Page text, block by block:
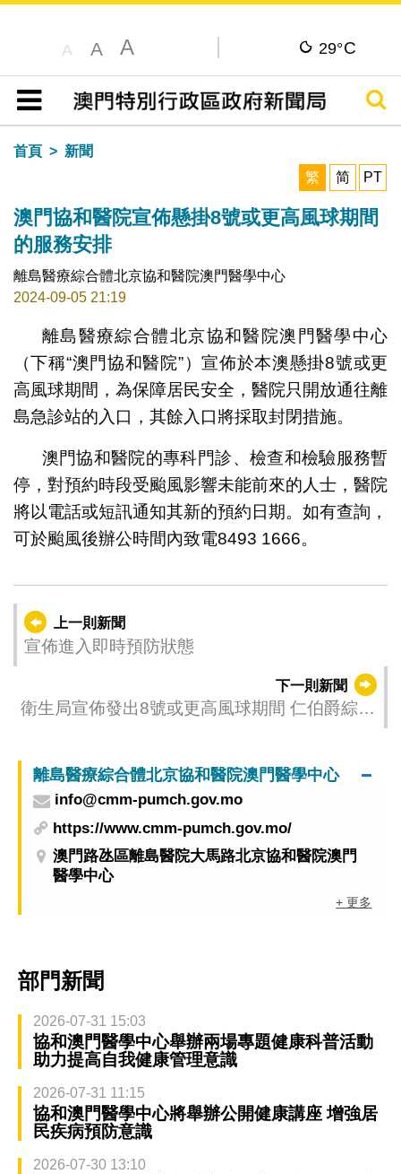
A A A 29°C
目錄
搜尋
首頁
新聞
繁
简 PT
澳門協和醫院宣佈懸掛8號或更高風球期間
的服務安排
離島醫療綜合體北京協和醫院澳門醫學中心
2024-09-05 21:19
離島醫療綜合體北京協和醫院澳門醫學中心
（下稱“澳門協和醫院”）宣佈於本澳懸掛8號或更
高風球期間，為保障居民安全，醫院只開放通往離
島急診站的入口，其餘入口將採取封閉措施。
澳門協和醫院的專科門診、檢查和檢驗服務暫
停，對預約時段受颱風影響未能前來的人士，醫院
將以電話或短訊通知其新的預約日期。如有查詢，
可於颱風後辦公時間內致電8493 1666。
上一則新聞
宣佈進入即時預防狀態
下一則新聞
衛生局宣佈發出8號或更高風球期間 仁伯爵綜合
離島醫療綜合體北京協和醫院澳門醫學中心
info@cmm-pumch.gov.mo
https://www.cmm-pumch.gov.mo/
澳門路氹區離島醫院大馬路北京協和醫院澳門
醫學中心
+ 更多
部門新聞
2026-07-31 15:03
協和澳門醫學中心舉辦兩場專題健康科普活動
助力提高自我健康管理意識
2026-07-31 11:15
協和澳門醫學中心將舉辦公開健康講座 增強居
民疾病預防意識
2026-07-30 13:10